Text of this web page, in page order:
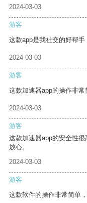
2024-03-03
游客
这款app是我社交的好帮手
2024-03-03
游客
这款加速器app的操作非常
2024-03-03
游客
这款加速器app的安全性
放心。
2024-03-03
游客
这款软件的操作非常简单